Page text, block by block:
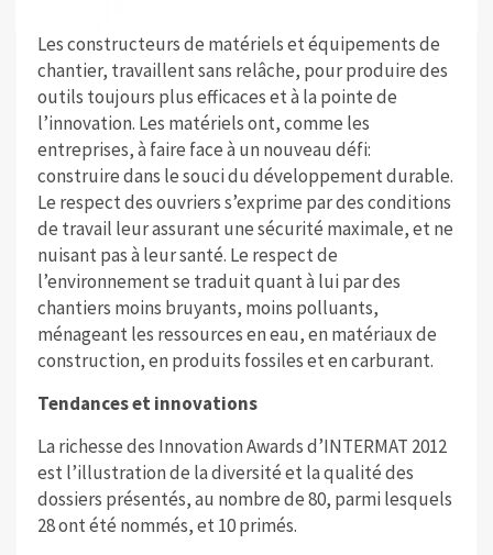
Les constructeurs de matériels et équipements de
chantier, travaillent sans relâche, pour produire des
outils toujours plus efficaces et à la pointe de
l’innovation. Les matériels ont, comme les
entreprises, à faire face à un nouveau défi:
construire dans le souci du développement durable.
Le respect des ouvriers s’exprime par des conditions
de travail leur assurant une sécurité maximale, et ne
nuisant pas à leur santé. Le respect de
l’environnement se traduit quant à lui par des
chantiers moins bruyants, moins polluants,
ménageant les ressources en eau, en matériaux de
construction, en produits fossiles et en carburant.
Tendances et innovations
La richesse des Innovation Awards d’INTERMAT 2012
est l’illustration de la diversité et la qualité des
dossiers présentés, au nombre de 80, parmi lesquels
28 ont été nommés, et 10 primés.